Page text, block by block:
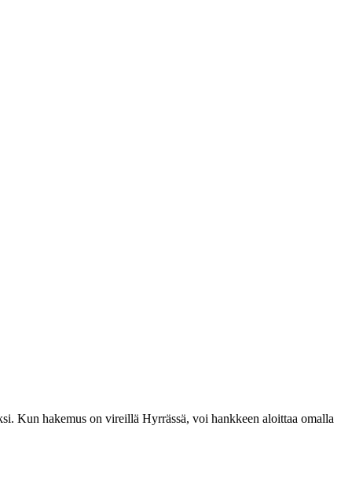
Kun hakemus on vireillä Hyrrässä, voi hankkeen aloittaa omalla